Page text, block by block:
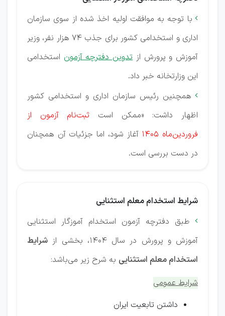
 با توجه به موافقت اولیه اخذ شده از سوی سازمان
اداری و استخدامی کشور برای جذب ۷۴ هزار نفر، وزیر
آموزش و پرورش ازتدوین دفترچه آزمون استخدامی
این وزارتخانه خبر داد.
 همچنین رئیس سازمان اداری و استخدامی کشور
اظهار داشت: «ممکن است ثبت‌نام آزمون از
فروردین‌ماه ۱۴۰۵
آغاز شود، اما جزئیات آن همچنان
در دست بررسی است.
شرایط استخدام معلم استثنایی

طبق دفترچه آزمون استخدام آموزگار استثنایی
آموزش و پرورش در سال 1404، بخشی از
شرایط
استخدام معلم استثنایی به شرح زیر می‌باشد:
شرایط عمومی
داشتن تابعیت ایران